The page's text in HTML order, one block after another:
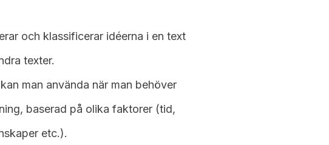
och klassificerar idéerna i en text
texter.
man använda när man behöver
baserad på olika faktorer (tid,
etc.).